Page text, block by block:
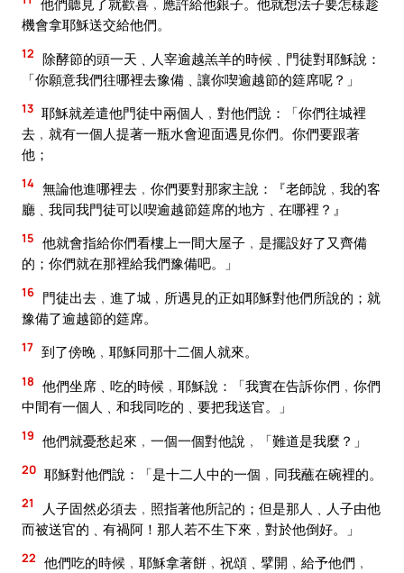
機會拿耶穌送交給他們。
12 除酵節的頭一天﹑人宰逾越羔羊的時候﹑門徒對耶穌說：
「你願意我們往哪裡去豫備﹑讓你喫逾越節的筵席呢？」
13 耶穌就差遣他門徒中兩個人﹐對他們說：「你們往城裡
去﹐就有一個人提著一瓶水會迎面遇見你們。你們要跟著
他；
14 無論他進哪裡去﹐你們要對那家主說：『老師說﹐我的客
廳﹑我同我門徒可以喫逾越節筵席的地方﹑在哪裡？』
15 他就會指給你們看樓上一間大屋子﹐是擺設好了又齊備
的；你們就在那裡給我們豫備吧。」
16 門徒出去﹐進了城﹐所遇見的正如耶穌對他們所說的；就
豫備了逾越節的筵席。
17 到了傍晚﹐耶穌同那十二個人就來。
18 他們坐席﹑吃的時候﹐耶穌說：「我實在告訴你們﹐你們
中間有一個人﹑和我同吃的﹑要把我送官。」
19 他們就憂愁起來﹐一個一個對他說﹐「難道是我麼？」
20 耶穌對他們說：「是十二人中的一個﹐同我蘸在碗裡的。
21
人子固然必須去﹐照指著他所記的；但是那人﹑人子由他
而被送官的﹑有禍阿！那人若不生下來﹐對於他倒好。」
22 他們吃的時候﹐耶穌拿著餅﹐祝頌﹑擘開﹐給予他們﹐